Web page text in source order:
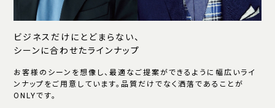
ビジネスだけにとどまらない、
シーンに合わせたラインナップ
お客様のシーンを想像し、最適なご提案ができるように幅広いライ
ンナップをご用意しています。品質だけでなく洒落であることが
ONLYです。